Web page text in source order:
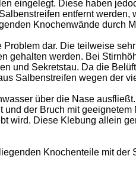
eingelegt. Diese haben
entfernt werden,
Knochenwände durch
dar. Die teilweise
gehalten werden. Bei
und Sekretstau. Da die
Salbenstreifen wegen der
über die Nase
der Bruch mit
wird. Diese Klebung allein
Knochenteile mit